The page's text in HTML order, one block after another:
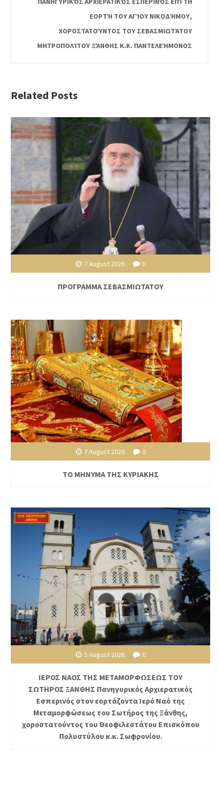
ΕΟΡΤΉ ΤΟΥ ΑΓΊΟΥ ΝΙΚΟΔΉΜΟΥ,
ΧΟΡΟΣΤΑΤΟΎΝΤΟΣ ΤΟΥ ΣΕΒΑΣΜΙΩΤΆΤΟΥ
ΜΗΤΡΟΠΟΛΊΤΟΥ ΞΆΝΘΗΣ Κ.Κ. ΠΑΝΤΕΛΕΉΜΟΝΟΣ
Related Posts
7 August 2026 0
ΠΡΟΓΡΑΜΜΑ ΣΕΒΑΣΜΙΩΤΑΤΟΥ
7 August 2026 0
ΤΟ ΜΗΝΥΜΑ ΤΗΣ ΚΥΡΙΑΚΗΣ
5 August 2026 0
ΙΕΡΟΣ ΝΑΟΣ ΤΗΣ ΜΕΤΑΜΟΡΦΩΣΕΩΣ ΤΟΥ
ΣΩΤΗΡΟΣ ΞΑΝΘΗΣ Πανηγυρικός Αρχιερατικός
Εσπερινός στον εορτάζοντα Ιερό Ναό της
Μεταμορφώσεως του Σωτήρος της Ξάνθης,
χοροστατούντος του Θεοφιλεστάτου Επισκόπου
Πολυστύλου κ.κ. Σωφρονίου.